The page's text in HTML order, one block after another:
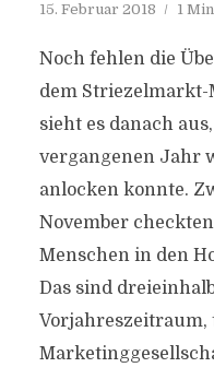
15. Februar 2018 1
Noch fehlen die
dem Striezelmarkt-
sieht es danach
vergangenen Jahr
anlocken konnte.
November
Menschen in den
Das sind
Vorjahreszeitraum,